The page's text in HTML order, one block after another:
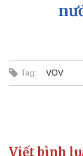
Bất động sản
Tag: VOV
Viết bình